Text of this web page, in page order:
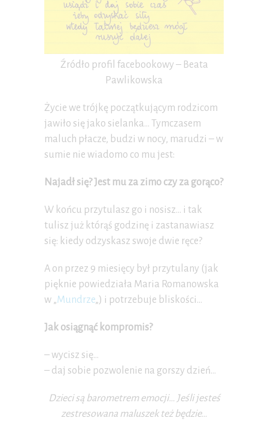
Źródło profil facebookowy – Beata
Pawlikowska
Życie we trójkę początkującym rodzicom
jawiło się jako sielanka… Tymczasem
maluch płacze, budzi w nocy, marudzi – w
sumie nie wiadomo co mu jest:
Najadł się? Jest mu za zimo czy za gorąco?
W końcu przytulasz go i nosisz… i tak
tulisz już którąś godzinę i zastanawiasz
się: kiedy odzyskasz swoje dwie ręce?
A on przez 9 miesięcy był przytulany (jak
pięknie powiedziała Maria Romanowska
w „Mundrze„) i potrzebuje bliskości…
Jak osiągnąć kompromis?
– wycisz się…
– daj sobie pozwolenie na gorszy dzień…
Dzieci są barometrem emocji… Jeśli jesteś
zestresowana maluszek też będzie…